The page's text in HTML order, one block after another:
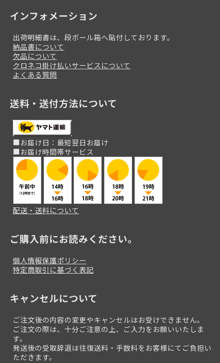
インフォメーション
出荷明細書は、段ボール箱へ貼付しております。
納品書について
欠品について
クロネコ掛け払いサービスについて
よくある質問
送料・送付方法について
■お届け日：最短翌日お届け
■お届け時間帯サービス
配送・送料について
ご購入前にお読みください。
個人情報保護ポリシー
特定商取引に基づく表記
キャンセルについて
ご注文後の内容の変更やキャンセルはお受けできません。
ご注文の際は、十分ご注意の上、ご入力をお願いいたしま
す。
発送後の受取辞退は往復送料・手数料をお客様にてご負担い
ただきます。